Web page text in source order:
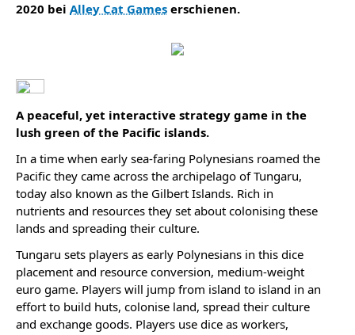
2020 bei Alley Cat Games erschienen.
A peaceful, yet interactive strategy game in the
lush green of the Pacific islands.
In a time when early sea-faring Polynesians roamed the
Pacific they came across the archipe­lago of Tungaru,
today also known as the Gilbert Islands. Rich in
nutrients and resources they set about colonising these
lands and spreading their culture.
Tungaru sets players as early Polynesians in this dice
placement and resource conversion, medium-weight
euro game. Players will jump from island to island in an
effort to build huts, colonise land, spread their culture
and exchange goods. Players use dice as workers,